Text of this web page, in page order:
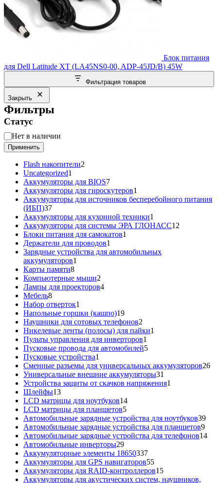
Блок питания
для Dell Latitude XT (LA45NS0-00, ADP-45JD/B) 45W
Фильтрация товаров
Закрыть
Фильтры
Статус
Статус
Нет в наличии
Применить
Flash накопители2
Uncategorized1
товар
Аккумуляторы для BIOS77
товаров
Аккумуляторы для гироскутеров1
товар
Аккумуляторы для источников бесперебойного питания
(ИБП)3737
товаров
Аккумуляторы для кухонной техники1
товар
Аккумуляторы для системы ЭРА ГЛОНАСС12
Блоки питания для самокатов1
Держатели для проводов1
товар
Зарядные устройства для автомобильных
аккумуляторов1
Карты памяти88
товаров
Компьютерные мыши2
товара
Лампы для проекторов44
Мебель88
товаров
Набор отверток1
товар
Напольные горшки (кашпо)1919
товаров
Наушники для сотовых телефонов2
товара
Никелевые ленты (полосы) для пайки1
Пульты управления для инверторов1
товар
Пусковые провода для автомобилей55
Пусковые устройства1
товар
Сменные разъемы для универсальных аккумуляторов2626
Универсальные внешние аккумуляторы31
товар
Устройства защиты от скачков напряжения1
Шлейфы1313
товаров
LCD матрицы для ноутбуков1414
LCD матрицы для планшетов55
товаров
Автомобильные зарядные устройства для ноутбуков3939
Автомобильные зарядные устройства для планшетов99
Автомобильные зарядные устройства для телефонов1414
Автомобильные инверторы2929
товаров
Аккумуляторные элементы 18650337337
товаров
Аккумуляторы для GPS навигаторов5555
товаров
Аккумуляторы для RAID-контроллеров1515
товаров
Аккумуляторы для акустических систем, наушников,